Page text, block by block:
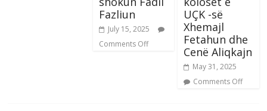
Fazliun
July 15, 2025
Comments Off
UÇK -së
Xhemajl
Fetahun dhe
Cenë Aliqkajn
May 31, 2025
Comments Off